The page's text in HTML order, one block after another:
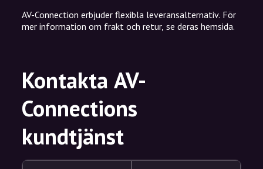
AV-Connection erbjuder flexibla leveransalternativ. För
mer information om frakt och retur, se deras hemsida.
Kontakta AV-
Connections
kundtjänst